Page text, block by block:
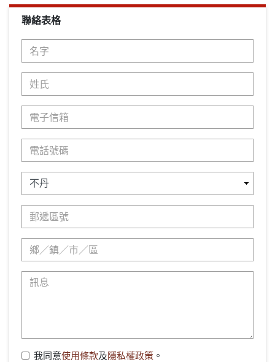
聯絡表格
我同意使用條款及隱私權政策 。